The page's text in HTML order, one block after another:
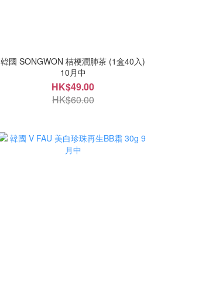
韓國 SONGWON 桔梗潤肺茶 (1盒40入)
10月中
HK$49.00
HK$60.00